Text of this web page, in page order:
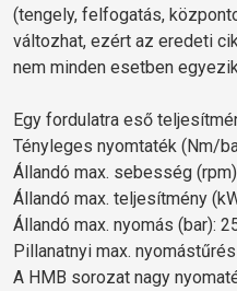
(tengely, felfogatás,
változhat, ezért az eredeti
nem minden esetben
Egy fordulatra eső
Tényleges nyomtaték (Nm/
Állandó max. sebesség
Állandó max. teljesítmény
Állandó max. nyomás (bar):
Pillanatnyi max.
A HMB sorozat nagy